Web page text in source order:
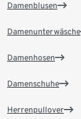
Damenblusen
Damenunterwäsche
Damenhosen
Damenschuhe
Herrenpullover